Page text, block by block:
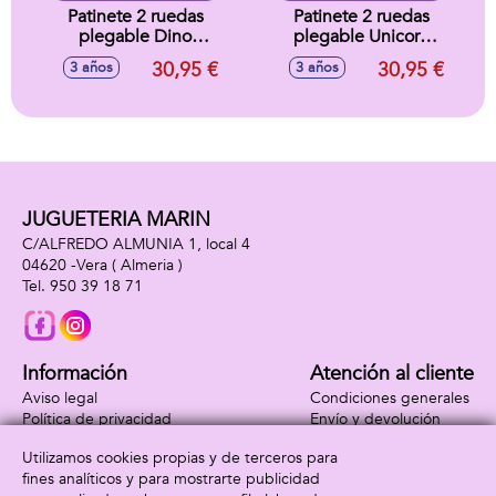
Patinete 2 ruedas
plegable Dino
76,5x26,5x61cm
3 años 30,95 €
Patinete 2 ruedas
plegable Unicorn
76,5x26,5x61cm
3 años 30,95 €
JUGUETERIA MARIN
C/ALFREDO ALMUNIA 1, local 4
04620 -Vera ( Almeria )
950 39 18 71
Información
Aviso legal
Política de privacidad
Atención al cliente
Condiciones generales
Envío y devolución
Formas de pago
Utilizamos cookies propias y de terceros para
fines analíticos y para mostrarte publicidad